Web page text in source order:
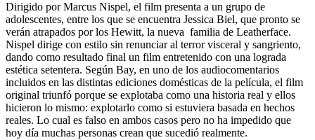
Dirigido por Marcus Nispel, el film presenta a un grupo de
adolescentes, entre los que se encuentra Jessica Biel, que pronto se
verán atrapados por los Hewitt, la nueva familia de Leatherface.
Nispel dirige con estilo sin renunciar al terror visceral y sangriento,
dando como resultado final un film entretenido con una lograda
estética setentera. Según Bay, en uno de los audiocomentarios
incluidos en las distintas ediciones domésticas de la película, el film
original triunfó porque se explotaba como una historia real y ellos
hicieron lo mismo: explotarlo como si estuviera basada en hechos
reales. Lo cual es falso en ambos casos pero no ha impedido que
hoy día muchas personas crean que sucedió realmente.